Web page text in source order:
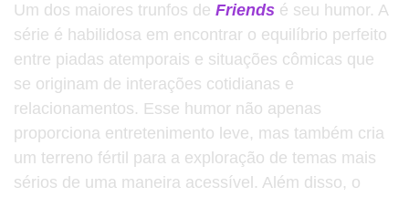
Um dos maiores trunfos de Friends é seu humor. A
série é habilidosa em encontrar o equilíbrio perfeito
entre piadas atemporais e situações cômicas que
se originam de interações cotidianas e
relacionamentos. Esse humor não apenas
proporciona entretenimento leve, mas também cria
um terreno fértil para a exploração de temas mais
sérios de uma maneira acessível. Além disso, o